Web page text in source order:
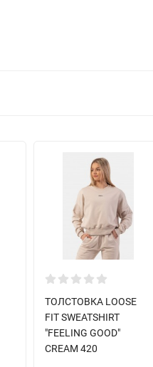
ТОЛСТОВКА LOOSE
FIT SWEATSHIRT
"FEELING GOOD"
CREAM 420